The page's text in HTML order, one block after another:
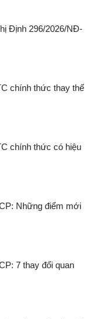
Định 296/2026/NĐ-
chính thức thay thế
chính thức có hiệu
Những điểm mới
7 thay đổi quan